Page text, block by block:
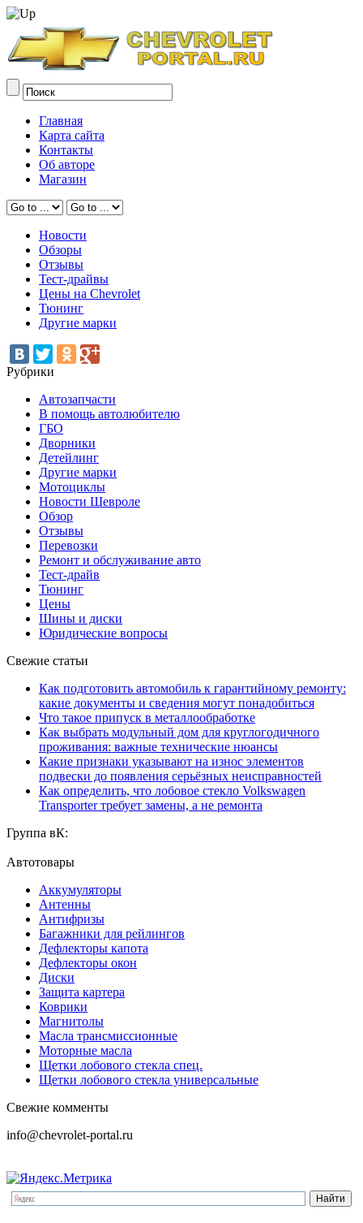
Главная
Карта сайта
Контакты
Об авторе
Магазин
Новости
Обзоры
Отзывы
Тест-драйвы
Цены на Chevrolet
Тюнинг
Другие марки
Рубрики
Автозапчасти
В помощь автолюбителю
ГБО
Дворники
Детейлинг
Другие марки
Мотоциклы
Новости Шевроле
Обзор
Отзывы
Перевозки
Ремонт и обслуживание авто
Тест-драйв
Тюнинг
Цены
Шины и диски
Юридические вопросы
Свежие статьи
Как подготовить автомобиль к гарантийному ремонту:
какие документы и сведения могут понадобиться
Что такое припуск в металлообработке
Как выбрать модульный дом для круглогодичного
проживания: важные технические нюансы
Какие признаки указывают на износ элементов
подвески до появления серьёзных неисправностей
Как определить, что лобовое стекло Volkswagen
Transporter требует замены, а не ремонта
Группа вК:
Автотовары
Аккумуляторы
Антенны
Антифризы
Багажники для рейлингов
Дефлекторы капота
Дефлекторы окон
Диски
Защита картера
Коврики
Магнитолы
Масла трансмиссионные
Моторные масла
Щетки лобового стекла спец.
Щетки лобового стекла универсальные
Свежие комменты
info@chevrolet-portal.ru